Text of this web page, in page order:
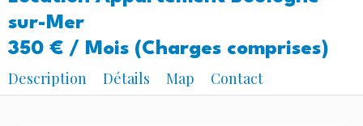
sur-Mer
350 € / Mois (Charges comprises)
Description
Détails Map Contact